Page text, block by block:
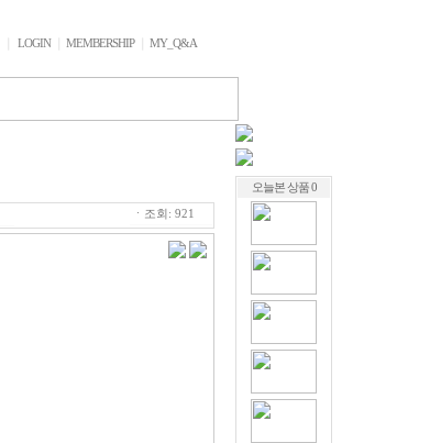
LOGIN MEMBERSHIP MY_Q&A
ㆍ조회: 921
오늘본 상품 0